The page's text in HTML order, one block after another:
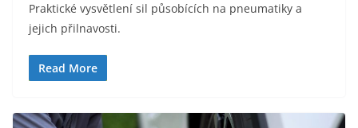
Praktické vysvětlení sil působících na pneumatiky a
jejich přilnavosti.
Read More